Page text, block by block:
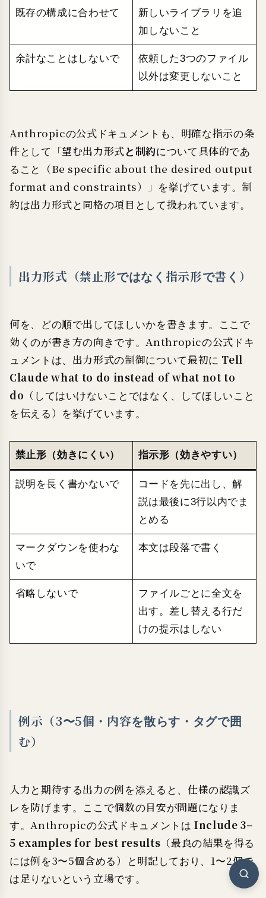
既存の構成に合わせて
新しいライブラリを追
加しないこと
余計なことはしないで
依頼した3つのファイル
以外は変更しないこと
Anthropicの公式ドキュメントも、明確な指示の条
件として「望む出力形式と制約について具体的であ
ること（Be specific about the desired output
format and constraints）」を挙げています。制
約は出力形式と同格の項目として扱われています。
出力形式（禁止形ではなく指示形で書く）
何を、どの順で出してほしいかを書きます。ここで
効くのが書き方の向きです。Anthropicの公式ドキ
ュメントは、出力形式の制御について最初に Tell
Claude what to do instead of what not to
do （してはいけないことではなく、してほしいこと
を伝える）を挙げています。
禁止形（効きにくい） 指示形（効きやすい）
説明を長く書かないで
コードを先に出し、解
説は最後に3行以内でま
とめる
マークダウンを使わな
いで
本文は段落で書く
省略しないで
ファイルごとに全文を
出す。差し替える行だ
けの提示はしない
例示（3〜5個・内容を散らす・タグで囲
む）
入力と期待する出力の例を添えると、仕様の認識ズ
レを防げます。ここで個数の目安が問題になりま
す。Anthropicの公式ドキュメントはInclude 3–
5 examples for best results （最良の結果を得る
には例を3〜5個含める）と明記しており、1〜2個で
は足りないという立場です。